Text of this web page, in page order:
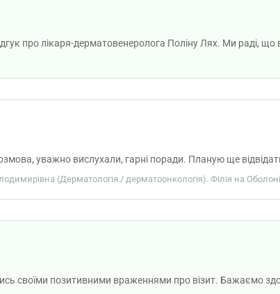
про лікаря-дерматовенеролога Поліну Лях. Ми раді,
уважно вислухали, гарні поради. Планую ще
(Дерматологія / дерматоонкологія). Філія на Оболоні
своїми позитивними враженнями про візит. Бажаємо